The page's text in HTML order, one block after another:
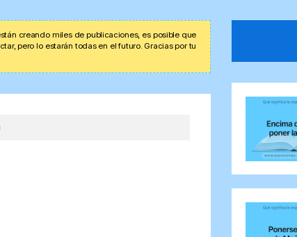
creando miles de publicaciones, es posible que
pero lo estarán todas en el futuro. Gracias por tu